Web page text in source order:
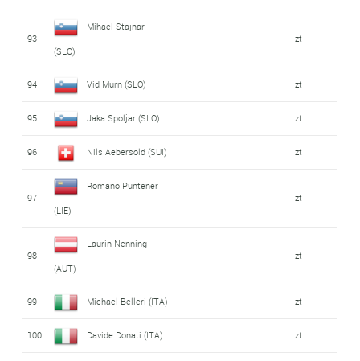
93
Mihael Stajnar
(SLO)
zt
94 Vid Murn (SLO) zt
95 Jaka Spoljar (SLO) zt
96 Nils Aebersold (SUI) zt
97
Romano Puntener
(LIE)
zt
98
Laurin Nenning
(AUT)
zt
99 Michael Belleri (ITA) zt
100 Davide Donati (ITA) zt